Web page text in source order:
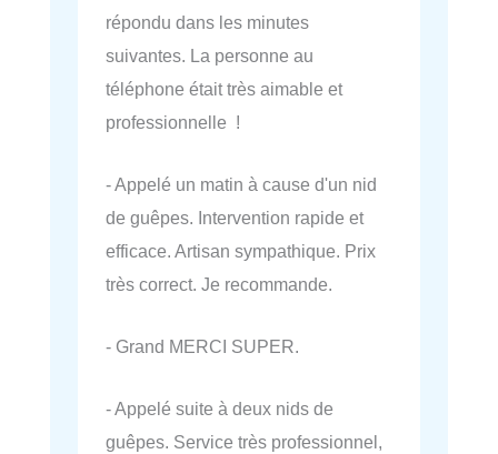
répondu dans les minutes
suivantes. La personne au
téléphone était très aimable et
professionnelle !
- Appelé un matin à cause d'un nid
de guêpes. Intervention rapide et
efficace. Artisan sympathique. Prix
très correct. Je recommande.
- Grand MERCI SUPER.
- Appelé suite à deux nids de
guêpes. Service très professionnel,